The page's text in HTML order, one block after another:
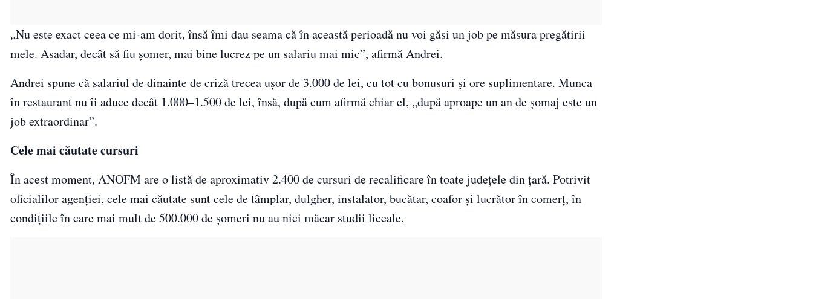
„Nu este exact ceea ce mi-am dorit, însă îmi dau seama că în această perioadă nu voi găsi un job pe măsura pregătirii
mele. Asadar, decât să fiu şomer, mai bine lucrez pe un salariu mai mic”, afirmă Andrei.
Andrei spune că salariul de dinainte de criză trecea uşor de 3.000 de lei, cu tot cu bonusuri şi ore suplimentare. Munca
în restaurant nu îi aduce decât 1.000–1.500 de lei, însă, după cum afirmă chiar el, „după aproape un an de şomaj este un
job extraordinar”.
Cele mai căutate cursuri
În acest moment, ANOFM are o listă de aproximativ 2.400 de cursuri de recalificare în toate judeţele din ţară. Potrivit
oficialilor agenţiei, cele mai căutate sunt cele de tâmplar, dulgher, instalator, bucătar, coafor şi lucrător în comerţ, în
condiţiile în care mai mult de 500.000 de şomeri nu au nici măcar studii liceale.